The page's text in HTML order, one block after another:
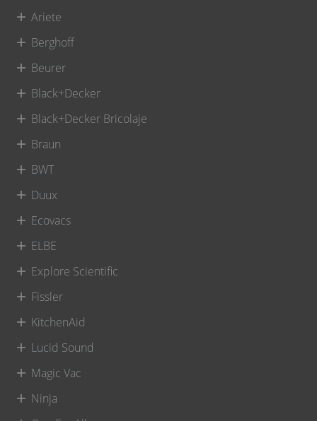
Ariete
Berghoff
Beurer
Black+Decker
Black+Decker Bricolaje
Braun
BWT
Duux
Ecovacs
ELBE
Explore Scientific
Fissler
KitchenAid
Lucid Sound
Magic Vac
Ninja